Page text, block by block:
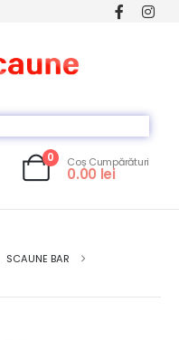
0 Coș Cumpărături
0.00 lei
SCAUNE BAR